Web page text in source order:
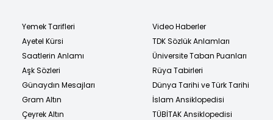
Yemek Tarifleri
Ayetel Kürsi
Saatlerin Anlamı
Aşk Sözleri
Günaydın Mesajları
Gram Altın
Çeyrek Altın
Video Haberler
TDK Sözlük Anlamları
Üniversite Taban Puanları
Rüya Tabirleri
Dünya Tarihi ve Türk Tarihi
İslam Ansiklopedisi
TÜBİTAK Ansiklopedisi